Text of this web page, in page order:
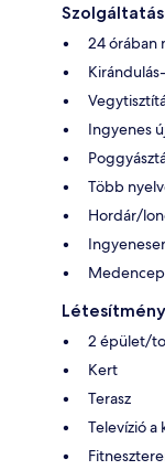
24 órában
Ingyenes
Több
Hordár/
2 épület/
Kert
Terasz
Televízió a